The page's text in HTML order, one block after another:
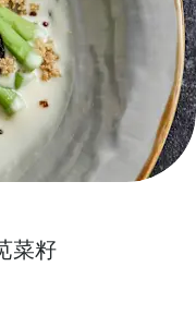
菜籽